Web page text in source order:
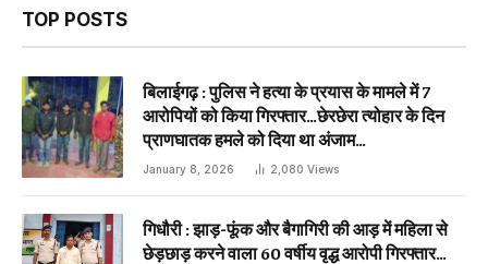
TOP POSTS
बिलाईगढ़ : पुलिस ने हत्या के प्रयास के मामले में 7
आरोपियों को किया गिरफ्तार…छेरछेरा त्योहार के दिन
प्राणघातक हमले को दिया था अंजाम…
January 8, 2026 2,080 Views
गिधौरी : झाड़-फूंक और बैगागिरी की आड़ में महिला से
छेड़छाड़ करने वाला 60 वर्षीय वृद्ध आरोपी गिरफ्तार…